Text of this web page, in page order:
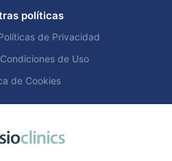
políticas
de Privacidad
de Uso
de Cookies